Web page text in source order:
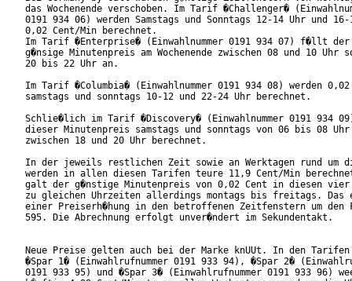
das Wochenende verschoben. Im Tarif �Challenger�
0191 934 06) werden Samstags und Sonntags 12-14 Uhr und 16-
0,02 Cent/Min berechnet.
Im Tarif �Enterprise� (Einwahlnummer 0191 934 07) f�llt
g�nsige Minutenpreis am Wochenende zwischen 08 und 10 Uhr
20 bis 22 Uhr an.
Im Tarif �Columbia� (Einwahlnummer 0191 934 08) werden
samstags und sonntags 10-12 und 22-24 Uhr berechnet.
Schlie�lich im Tarif �Discovery� (Einwahlnummer 0191 934
dieser Minutenpreis samstags und sonntags von 06 bis 08 Uhr
zwischen 18 und 20 Uhr berechnet.
In der jeweils restlichen Zeit sowie an Werktagen rund um
werden in allen diesen Tarifen teure 11,9 Cent/Min
galt der g�nstige Minutenpreis von 0,02 Cent in diesen
zu gleichen Uhrzeiten allerdings montags bis freitags. Das
einer Preiserh�hung in den betroffenen Zeitfenstern um den
595. Die Abrechnung erfolgt unver�ndert im Sekundentakt.
Neue Preise gelten auch bei der Marke knUUt. In den
�Spar 1� (Einwahlrufnummer 0191 933 94), �Spar 2�
0191 933 95) und �Spar 3� (Einwahlrufnummer 0191 933 96)